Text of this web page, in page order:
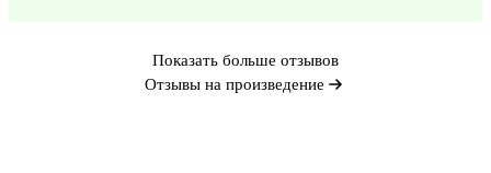
Показать больше отзывов
Отзывы на произведение